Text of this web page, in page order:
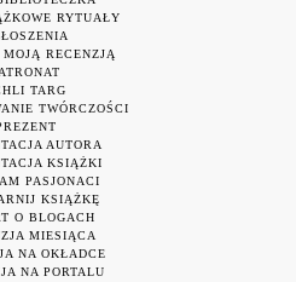
RYTUAŁY
RECENZJĄ
TARG
TWÓRCZOŚCI
AUTORA
KSIĄŻKI
PASJONACI
KSIĄŻKĘ
O BLOGACH
MIESIĄCA
NA OKŁADCE
NA PORTALU